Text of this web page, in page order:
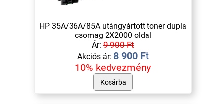
HP 35A/36A/85A utángyártott toner dupla
csomag 2X2000 oldal
Ár: 9 900 Ft
Akciós ár: 8 900 Ft
10% kedvezmény